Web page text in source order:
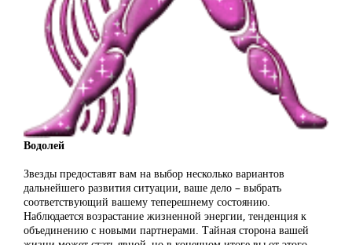
Водолей
Звезды предоставят вам на выбор несколько вариантов
дальнейшего развития ситуации, ваше дело – выбрать
соответствующий вашему теперешнему состоянию.
Наблюдается возрастание жизненной энергии, тенденция к
объединению с новыми партнерами. Тайная сторона вашей